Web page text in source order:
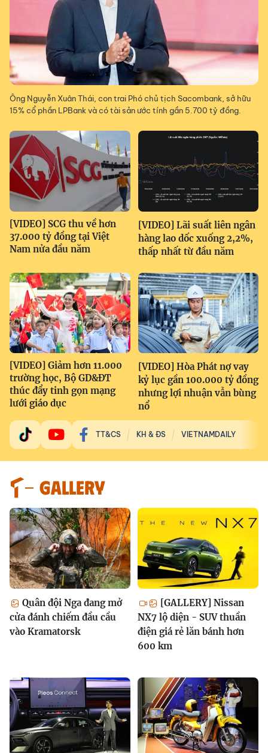
Ông Nguyễn Xuân Thái, con trai Phó chủ tịch Sacombank, sở hữu
15% cổ phần LPBank và có tài sản ước tính gần 5.700 tỷ đồng.
[VIDEO] SCG thu về hơn
37.000 tỷ đồng tại Việt
Nam nửa đầu năm
[VIDEO] Lãi suất liên ngân
hàng lao dốc xuống 2,2%,
thấp nhất từ đầu năm
[VIDEO] Giảm hơn 11.000
trường học, Bộ GD&ĐT
thúc đẩy tinh gọn mạng
lưới giáo dục
[VIDEO] Hòa Phát nợ vay
kỷ lục gần 100.000 tỷ đồng
nhưng lợi nhuận vẫn bùng
nổ
TT&CS KH & ĐS VIETNAMDAILY
GALLERY
Quân đội Nga đang mở
cửa đánh chiếm đầu cầu
vào Kramatorsk
[GALLERY] Nissan
NX7 lộ diện - SUV thuần
điện giá rẻ lăn bánh hơn
600 km